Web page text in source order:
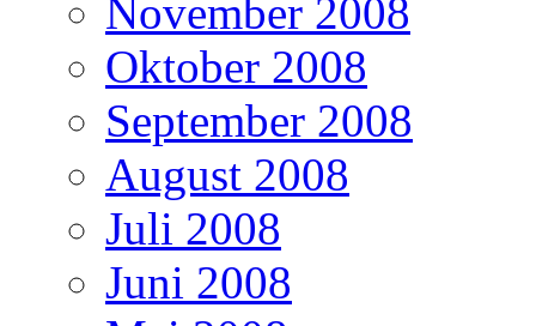
November 2008
Oktober 2008
September 2008
August 2008
Juli 2008
Juni 2008